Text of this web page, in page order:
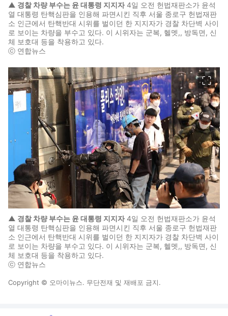
▲ 경찰 차량 부수는 윤 대통령 지지자4일 오전 헌법재판소가 윤석
열 대통령 탄핵심판을 인용해 파면시킨 직후 서울 종로구 헌법재판
소 인근에서 탄핵반대 시위를 벌이던 한 지지자가 경찰 차단벽 사이
로 보이는 차량을 부수고 있다. 이 시위자는 군복, 헬멧,, 방독면, 신
체 보호대 등을 착용하고 있다.
ⓒ 연합뉴스
▲ 경찰 차량 부수는 윤 대통령 지지자4일 오전 헌법재판소가 윤석
열 대통령 탄핵심판을 인용해 파면시킨 직후 서울 종로구 헌법재판
소 인근에서 탄핵반대 시위를 벌이던 한 지지자가 경찰 차단벽 사이
로 보이는 차량을 부수고 있다. 이 시위자는 군복, 헬멧,, 방독면, 신
체 보호대 등을 착용하고 있다.
ⓒ 연합뉴스
Copyright © 오마이뉴스. 무단전재 및 재배포 금지.